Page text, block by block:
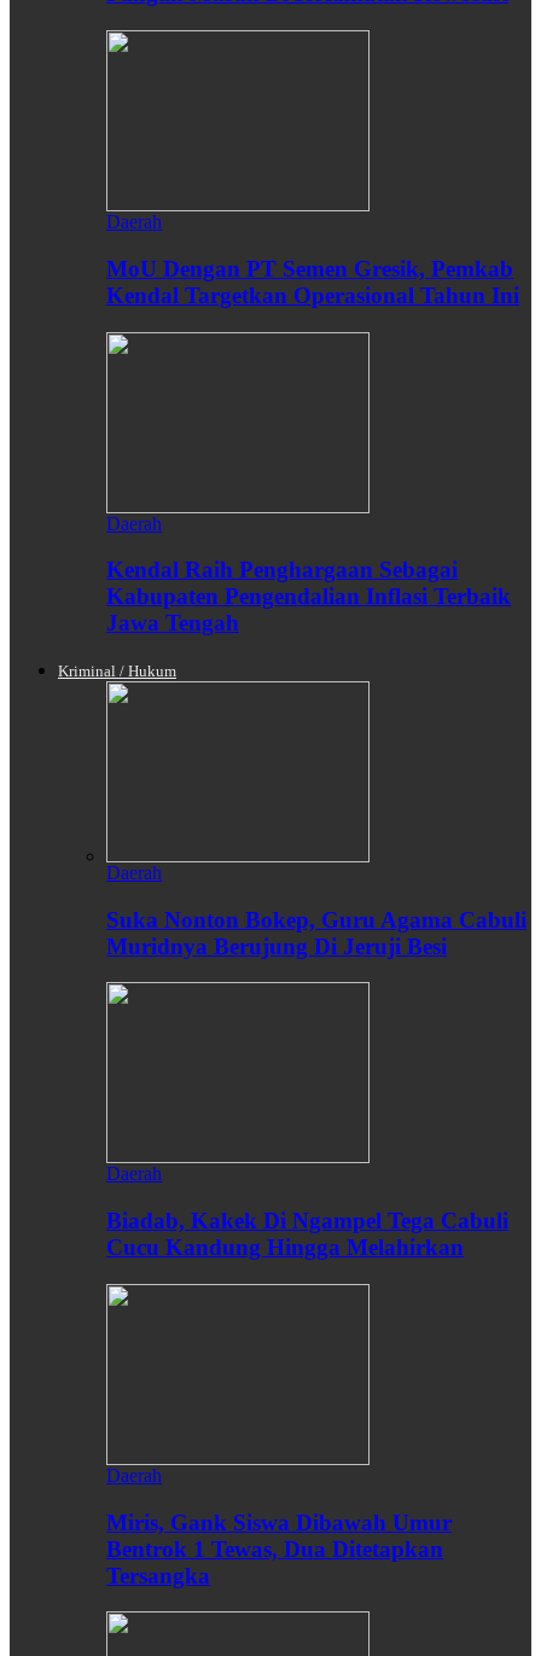
Daerah
MoU Dengan PT Semen Gresik, Pemkab
Kendal Targetkan Operasional Tahun Ini
Daerah
Kendal Raih Penghargaan Sebagai
Kabupaten Pengendalian Inflasi Terbaik
Jawa Tengah
Kriminal / Hukum
Daerah
Suka Nonton Bokep, Guru Agama Cabuli
Muridnya Berujung Di Jeruji Besi
Daerah
Biadab, Kakek Di Ngampel Tega Cabuli
Cucu Kandung Hingga Melahirkan
Daerah
Miris, Gank Siswa Dibawah Umur
Bentrok 1 Tewas, Dua Ditetapkan
Tersangka